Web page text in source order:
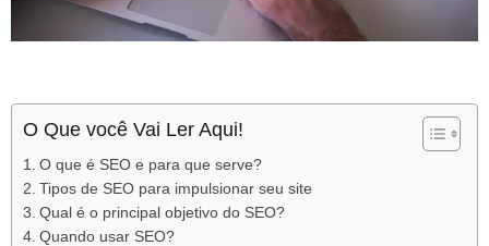
O Que você Vai Ler Aqui!
O que é SEO e para que serve?
Tipos de SEO para impulsionar seu site
Qual é o principal objetivo do SEO?
Quando usar SEO?